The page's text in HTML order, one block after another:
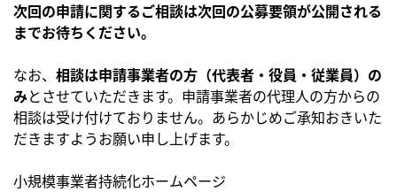
次回の申請に関するご相談は次回の公募要領が公開される
までお待ちください。
なお、 相談は申請事業者の方（代表者・役員・従業員）の
みとさせていただきます。申請事業者の代理人の方からの
相談は受け付けておりません。あらかじめご承知おきいた
だきますようお願い申し上げます。
小規模事業者持続化ホームページ